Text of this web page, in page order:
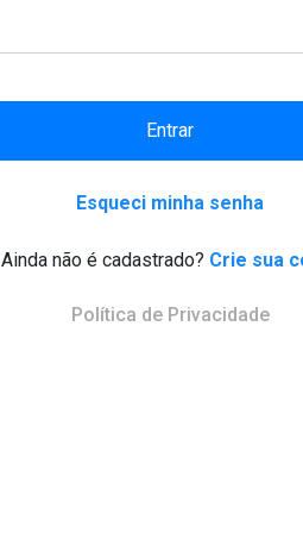
Entrar
Esqueci minha senha
Ainda não é cadastrado? Crie sua
Política de Privacidade